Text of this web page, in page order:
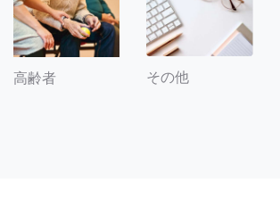
高齢者 その他